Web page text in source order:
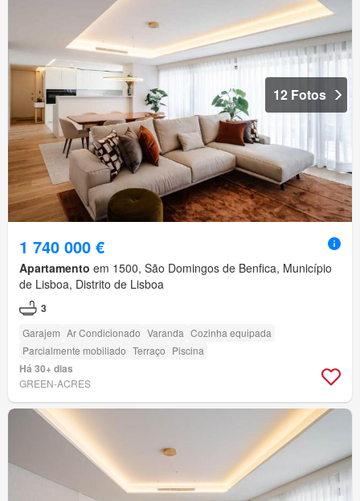
12 Fotos
1 740 000 €
Apartamento em 1500, São Domingos de Benfica, Município
de Lisboa, Distrito de Lisboa
3
Garajem Ar Condicionado Varanda Cozinha equipada
Parcialmente mobiliado Terraço Piscina
Há 30+ dias
GREEN-ACRES